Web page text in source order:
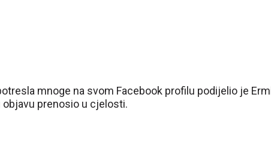
mnoge na svom Facebook profilu podijelio je
objavu prenosio u cjelosti.